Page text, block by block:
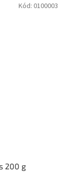
200 g
Kód: 0100003